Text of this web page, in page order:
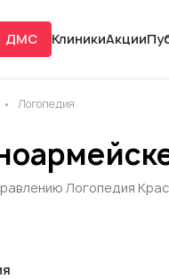
ДМС КлиникиАкции
Логопедия
Логопедия